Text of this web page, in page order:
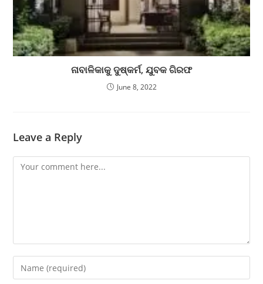
ନାବାଳିକାକୁ ଦୁଷ୍କର୍ମ, ଯୁବକ ଗିରଫ
June 8, 2022
Leave a Reply